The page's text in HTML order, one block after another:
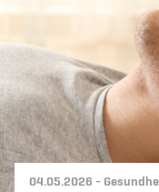
Datum:
04.05.2026 - Kategorie: